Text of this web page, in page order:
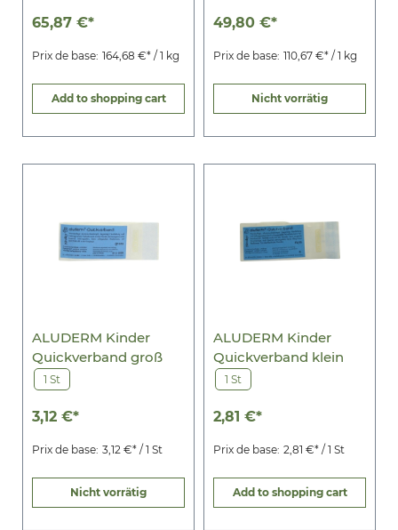
65,87 €*
Prix de base: 164,68 €* / 1 kg
Add to shopping cart
49,80 €*
Prix de base: 110,67 €* / 1 kg
Nicht vorrätig
ALUDERM Kinder
Quickverband groß
1 St
3,12 €*
Prix de base: 3,12 €* / 1 St
Nicht vorrätig
ALUDERM Kinder
Quickverband klein
1 St
2,81 €*
Prix de base: 2,81 €* / 1 St
Add to shopping cart